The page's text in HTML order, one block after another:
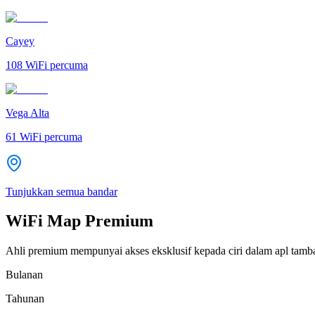
Cayey
108 WiFi percuma
Vega Alta
61 WiFi percuma
Tunjukkan semua bandar
WiFi Map Premium
Ahli premium mempunyai akses eksklusif kepada ciri dalam apl
Bulanan
Tahunan